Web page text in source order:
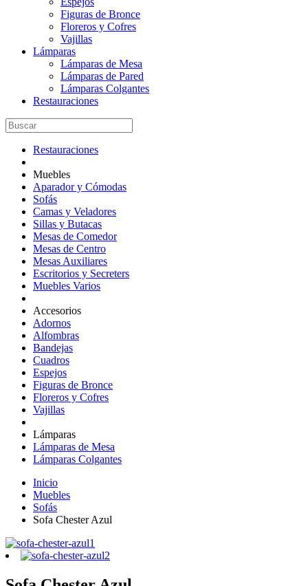
Figuras de Bronce
Floreros y Cofres
Vajillas
Lámparas
Lámparas de Mesa
Lámparas de Pared
Lámparas Colgantes
Restauraciones
Restauraciones
Muebles
Aparador y Cómodas
Sofás
Camas y Veladores
Sillas y Butacas
Mesas de Comedor
Mesas de Centro
Mesas Auxiliares
Escritorios y Secreters
Muebles Varios
Accesorios
Adornos
Alfombras
Bandejas
Cuadros
Espejos
Figuras de Bronce
Floreros y Cofres
Vajillas
Lámparas
Lámparas de Mesa
Lámparas Colgantes
Inicio
Muebles
Sofás
Sofa Chester Azul